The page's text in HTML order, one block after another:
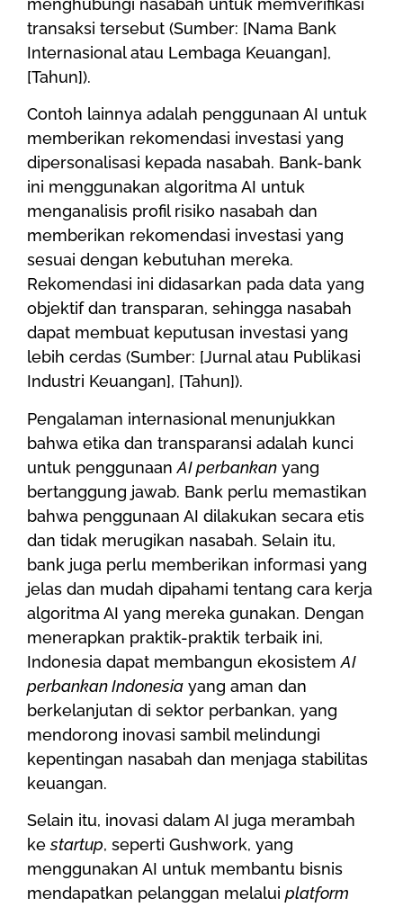
menghubungi nasabah untuk memverifikasi
transaksi tersebut (Sumber: [Nama Bank
Internasional atau Lembaga Keuangan],
[Tahun]).
Contoh lainnya adalah penggunaan AI untuk
memberikan rekomendasi investasi yang
dipersonalisasi kepada nasabah. Bank-bank
ini menggunakan algoritma AI untuk
menganalisis profil risiko nasabah dan
memberikan rekomendasi investasi yang
sesuai dengan kebutuhan mereka.
Rekomendasi ini didasarkan pada data yang
objektif dan transparan, sehingga nasabah
dapat membuat keputusan investasi yang
lebih cerdas (Sumber: [Jurnal atau Publikasi
Industri Keuangan], [Tahun]).
Pengalaman internasional menunjukkan
bahwa etika dan transparansi adalah kunci
untuk penggunaanAI perbankan yang
bertanggung jawab. Bank perlu memastikan
bahwa penggunaan AI dilakukan secara etis
dan tidak merugikan nasabah. Selain itu,
bank juga perlu memberikan informasi yang
jelas dan mudah dipahami tentang cara kerja
algoritma AI yang mereka gunakan. Dengan
menerapkan praktik-praktik terbaik ini,
Indonesia dapat membangun ekosistemAI
perbankan Indonesia yang aman dan
berkelanjutan di sektor perbankan, yang
mendorong inovasi sambil melindungi
kepentingan nasabah dan menjaga stabilitas
keuangan.
Selain itu, inovasi dalam AI juga merambah
kestartup, seperti Gushwork, yang
menggunakan AI untuk membantu bisnis
mendapatkan pelanggan melalui platform